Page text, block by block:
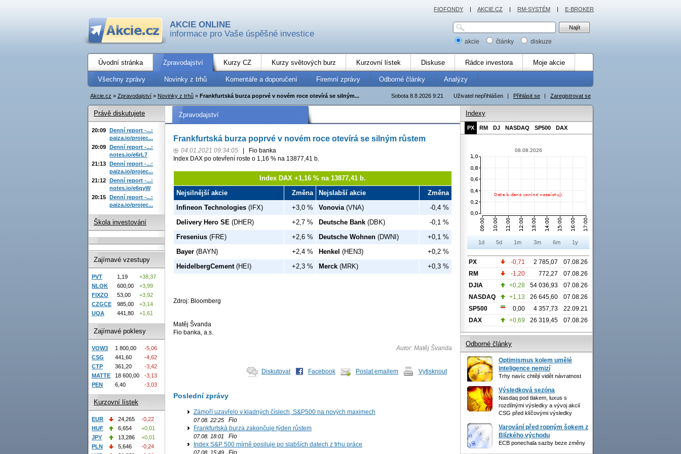
AKCIE ONLINE
informace pro Vaše úspěšné investice
akcie články diskuze
Úvodní stránka Zpravodajství Kurzy CZ Kurzy světových burz Kurzovní lístek Diskuse Rádce investora Moje akcie
Všechny zprávy Novinky z trhů Komentáře a doporučení Firemní zprávy Odborné články Analýzy
Uživatel nepřihlášen | Přihlásit se | Zaregistrovat se
Sobota 8.8.2026 9:21
Akcie.cz » Zpravodajství » Novinky z trhů » Frankfurtská burza poprvé v novém roce otevírá se silným...
Zpravodajství
Frankfurtská burza poprvé v novém roce otevírá se silným růstem
04.01.2021 09:34:05
Fio banka
Index DAX po otevření roste o 1,16 % na 13877,41 b.
Index DAX +1,16 % na 13877,41 b.
Nejsilnější akcie
Změna Nejslabší akcie
Změna
Infineon Technologies (IFX) +3,0 % Vonovia(VNA)
-0,4 %
Delivery Hero SE (DHER) +2,7 % Deutsche Bank (DBK)
-0,1 %
Fresenius (FRE) +2,6 % Deutsche Wohnen (DWNI)
+0,1 %
Bayer (BAYN) +2,4 % Henkel (HEN3)
+0,2 %
HeidelbergCement(HEI) +2,3 % Merck (MRK) +0,3 %
Zdroj: Bloomberg
Matěj Švanda
Fio banka, a.s.
Autor: Matěj Švanda
Diskutovat Facebook Poslat emailem Vytisknout
Poslední zprávy
Zámoří uzavřelo v kladných číslech, S&P500 na nových maximech
07.08. 22:25 Fio
Frankfurtská burza zakončuje týden růstem
07.08. 18:01
Fio
Index S&P 500 mírně posiluje po slabších datech z trhu práce
07.08. 15:49 Fio
Právě diskutujete
20:09 Denní report -...:
paiza.io/projec...
20:09 Denní report -...:
notes.io/e6rL7
21:13 Denní report -...:
paiza.io/projec...
21:12 Denní report -...:
notes.io/e6qyW
20:15 Denní report -...:
paiza.io/projec...
Škola investování
Zajímavé vzestupy
PVT 1,19
+38,37
NLOK
600,00
+3,99
FIXZO
53,00
+3,92
CZGCE
985,00
+3,14
UQA
441,80 +1,61
Zajímavé poklesy
VOW3 1 800,00
-5,06
CSG
441,60
-4,62
CTP
361,20
-3,42
MATTE
18 600,00
-3,13
PEN
6,40 -3,03
Kurzovní lístek
EUR 24,265
-0,22
HUF
6,654
+0,01
JPY
13,286
+0,01
PLN
5,646
-0,24
Indexy
PX RM DJ NASDAQ SP500 DAX
08.08.2026
1d 5d 1m 3m 6m 1y
PX -0,71 2 785,07
07.08.26
RM
-1,20 772,27
07.08.26
DJIA
+0,28 54 036,93
07.08.26
NASDAQ
+1,13 26 645,60
07.08.26
SP500
0,00 4 357,73
22.09.21
DAX
+0,69 26 319,45 07.08.26
Odborné články
Optimismus kolem umělé
inteligence nemizí
Trhy navíc chtějí vidět návratnost
Výsledková sezóna
Nasdaq pod tlakem, luxus s
rozdílnými výsledky a vývoj akcií
CSG před klíčovými výsledky
Varování před ropným šokem z
Blízkého východu
ECB ponechala sazby beze změny
FIOFONDY | AKCIE.CZ | RM-SYSTÉM | E-BROKER